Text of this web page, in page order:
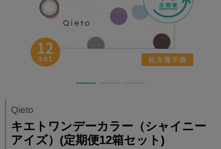
Qieto
キエトワンデーカラー（シャイニー
アイズ）(定期便12箱セット)